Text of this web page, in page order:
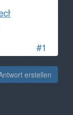
#1
fragen/
erstellen